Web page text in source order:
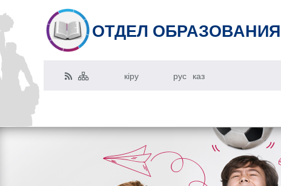
ОТДЕЛ
кіру рус каз